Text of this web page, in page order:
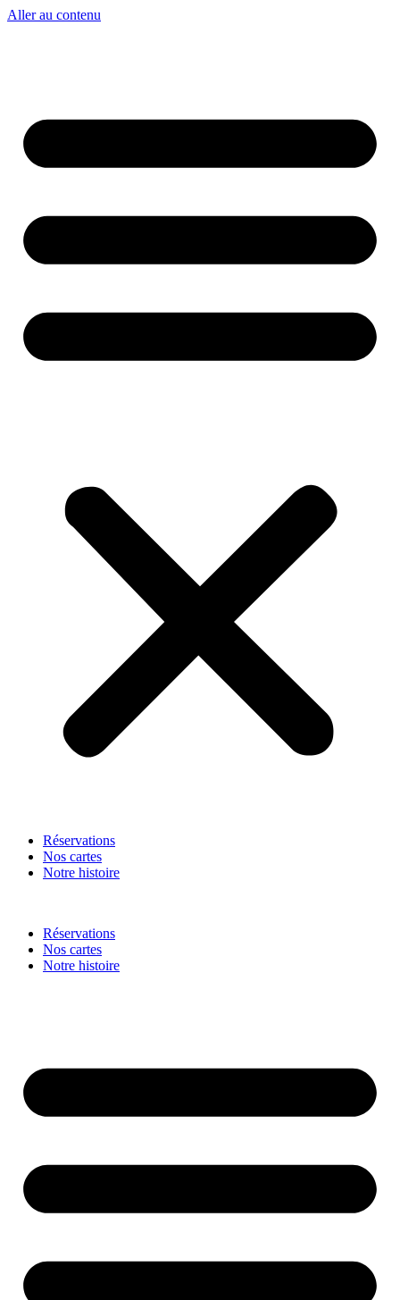
Aller au contenu
Réservations
Nos cartes
Notre histoire
Réservations
Nos cartes
Notre histoire